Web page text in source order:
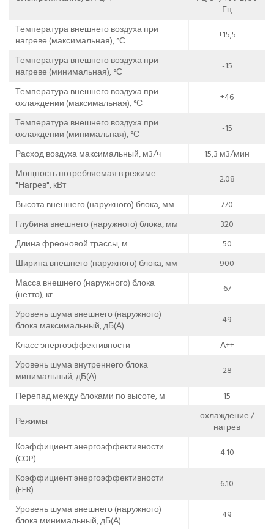
Гц
Температура внешнего воздуха при
нагреве (максимальная), °С
+15,5
Температура внешнего воздуха при
нагреве (минимальная), °С
-15
Температура внешнего воздуха при
охлаждении (максимальная), °С
+46
Температура внешнего воздуха при
охлаждении (минимальная), °С
-15
Расход воздуха максимальный, м3/ч
15,3 м3/мин
Мощность потребляемая в режиме
"Нагрев", кВт
2.08
Высота внешнего (наружного) блока, мм
770
Глубина внешнего (наружного) блока, мм
320
Длина фреоновой трассы, м
50
Ширина внешнего (наружного) блока, мм
900
Масса внешнего (наружного) блока
(нетто), кг
67
Уровень шума внешнего (наружного)
блока максимальный, дБ(А)
49
Класс энергоэффективности
А++
Уровень шума внутреннего блока
минимальный, дБ(А)
28
Перепад между блоками по высоте, м
15
Режимы
охлаждение /
нагрев
Коэффициент энергоэффективности
(COP)
4.10
Коэффициент энергоэффективности
(EER)
6.10
Уровень шума внешнего (наружного)
блока минимальный, дБ(А)
49